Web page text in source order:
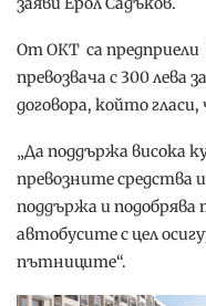
От ОКТ са предприели
превозвача с 300 лева
договора, който
„Да поддържа висока
превозните средства
поддържа и
автобусите с цел
пътниците“.